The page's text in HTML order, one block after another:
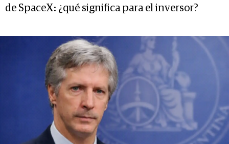
de SpaceX: ¿qué significa para el inversor?